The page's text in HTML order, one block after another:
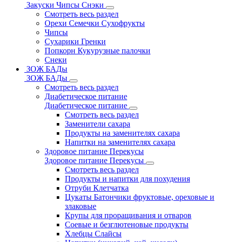
Закуски Чипсы Снэки
Смотреть весь раздел
Орехи Семечки Сухофрукты
Чипсы
Сухарики Гренки
Попкорн Кукурузные палочки
Снеки
ЗОЖ БАДы
ЗОЖ БАДы
Смотреть весь раздел
Диабетическое питание
Диабетическое питание
Смотреть весь раздел
Заменители сахара
Продукты на заменителях сахара
Напитки на заменителях сахара
Здоровое питание Перекусы
Здоровое питание Перекусы
Смотреть весь раздел
Продукты и напитки для похудения
Отруби Клетчатка
Цукаты Батончики фруктовые, ореховые и
злаковые
Крупы для проращивания и отваров
Соевые и безглютеновые продукты
Хлебцы Слайсы